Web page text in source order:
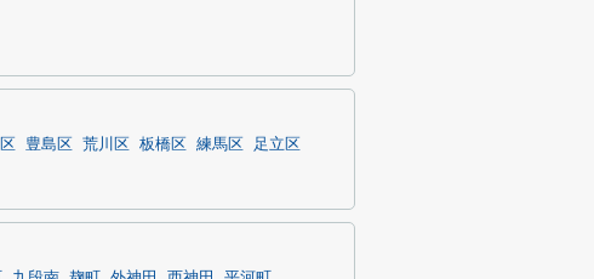
豊島区 荒川区 板橋区 練馬区
足立区